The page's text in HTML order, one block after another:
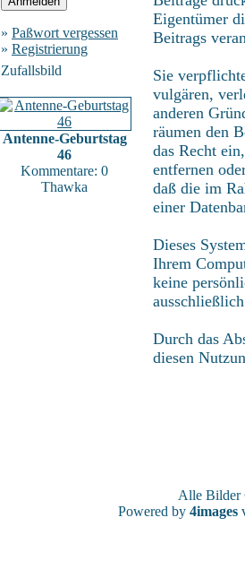
» Paßwort vergessen
» Registrierung
Zufallsbild
Antenne-Geburtstag
46
Kommentare: 0
Thawka
Eigentümer
Beitrags
Sie
vulgären,
anderen
räumen den
das Recht
entfernen
daß die im
einer
Dieses
Ihrem
keine
Durch das
diesen
Alle
Powered by 4images